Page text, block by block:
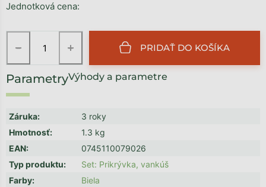
Jednotková cena:
+
− PRIDAŤ DO KOŠÍKA
Výhody a parametre
Záruka:
3 roky
Hmotnosť:
1.3 kg
EAN:
0745110079026
Typ produktu:
Set: Prikrývka, vankúš
Farby:
Biela